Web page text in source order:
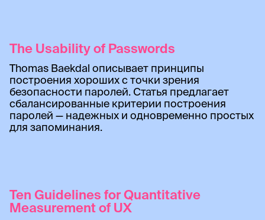
The Usability of Passwords
Thomas Baekdal описывает принципы
построения хороших с точки зрения
безопасности паролей. Статья предлагает
сбалансированные критерии построения
паролей — надежных и одновременно простых
для запоминания.
Ten Guidelines for Quantitative
Measurement of UX